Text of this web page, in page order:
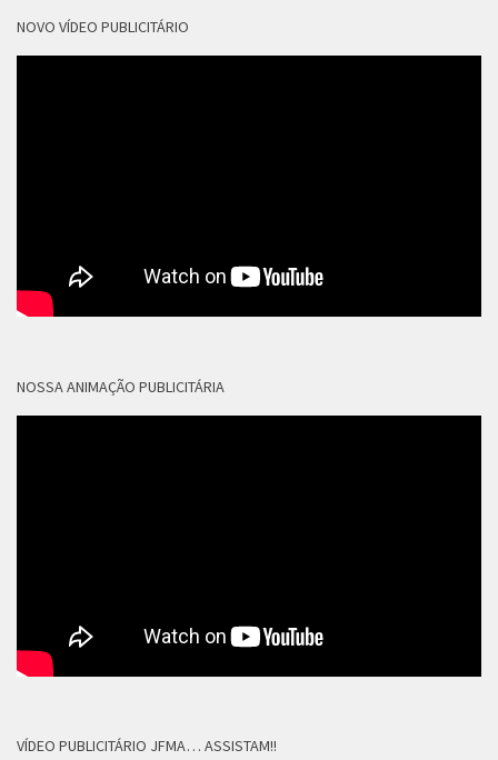
NOVO VÍDEO PUBLICITÁRIO
NOSSA ANIMAÇÃO PUBLICITÁRIA
VÍDEO PUBLICITÁRIO JFMA… ASSISTAM!!